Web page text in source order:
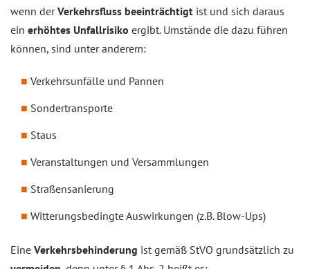
wenn derVerkehrsfluss beeinträchtigt ist und sich daraus
ein erhöhtes Unfallrisiko ergibt. Umstände die dazu führen
können, sind unter anderem:
Verkehrsunfälle und Pannen
Sondertransporte
Staus
Veranstaltungen und Versammlungen
Straßensanierung
Witterungsbedingte Auswirkungen (z.B. Blow-Ups)
Eine Verkehrsbehinderung ist gemäß StVO grundsätzlich zu